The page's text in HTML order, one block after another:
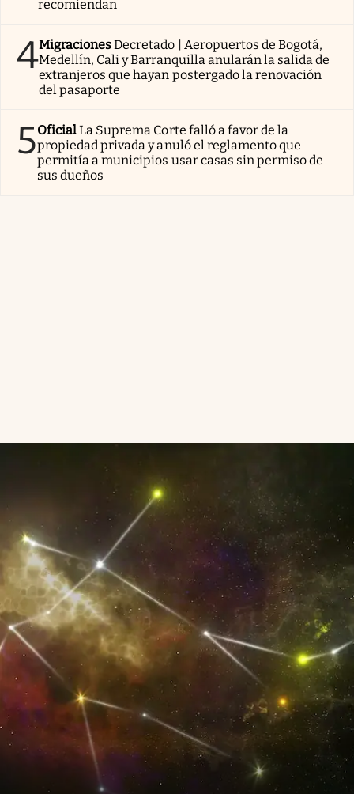
recomiendan
4MigracionesDecretado | Aeropuertos de Bogotá,
Medellín, Cali y Barranquilla anularán la salida de
extranjeros que hayan postergado la renovación
del pasaporte
5OficialLa Suprema Corte falló a favor de la
propiedad privada y anuló el reglamento que
permitía a municipios usar casas sin permiso de
sus dueños